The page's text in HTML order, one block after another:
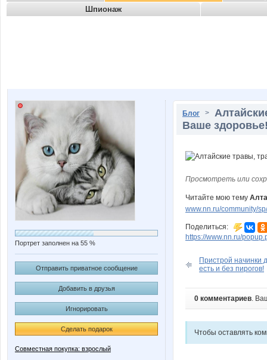
Шпионаж
Портрет заполнен на 55 %
Отправить приватное сообщение
Добавить в друзья
Игнорировать
Сделать подарок
Совместная покупка: взрослый
Блог >
Ваше
Просмотреть или
Читайте мою тему
www.nn.ru/community/
Поделиться:
https://www.nn.ru/
Пристрой начинки
есть и без пирогов!
0 комментариев.
Чтобы оставлять